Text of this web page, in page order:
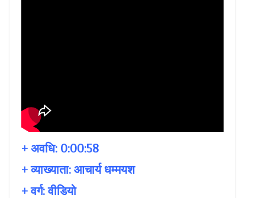
+ अवधि: 0:00:58
+ व्याख्याता: आचार्य धम्मयश
+ वर्ग: वीडियो